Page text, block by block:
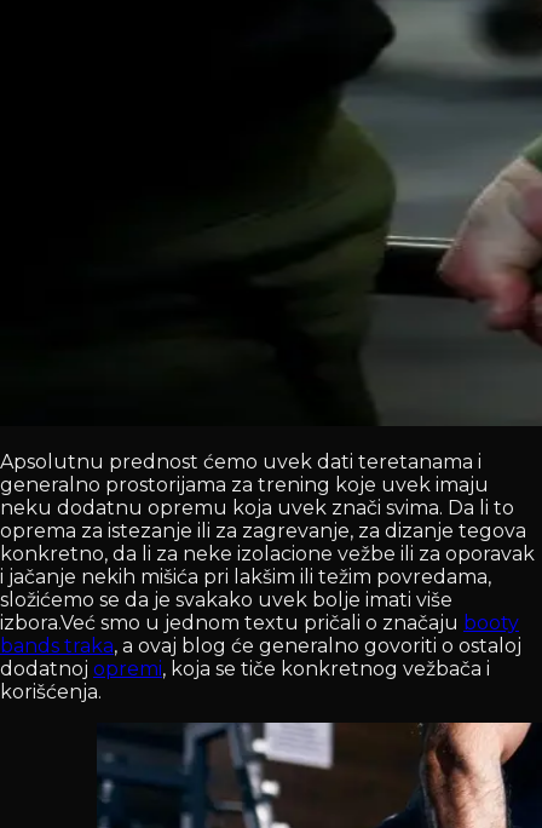
Apsolutnu prednost ćemo uvek dati teretanama i
generalno prostorijama za trening koje uvek imaju
neku dodatnu opremu koja uvek znači svima. Da li to
oprema za istezanje ili za zagrevanje, za dizanje tegova
konkretno, da li za neke izolacione vežbe ili za oporavak
i jačanje nekih mišića pri lakšim ili težim povredama,
složićemo se da je svakako uvek bolje imati više
izbora.Već smo u jednom textu pričali o značaju booty
bands traka, a ovaj blog će generalno govoriti o ostaloj
dodatnoj opremi, koja se tiče konkretnog vežbača i
korišćenja.